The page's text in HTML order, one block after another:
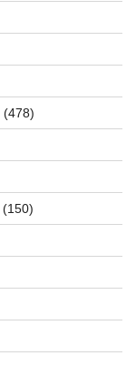
(478)
(150)